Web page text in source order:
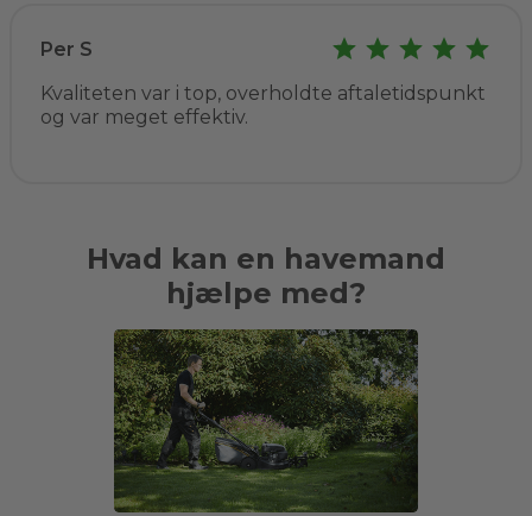
Per S
Kvaliteten var i top, overholdte aftaletidspunkt
og var meget effektiv.
Hvad kan en havemand
hjælpe med?